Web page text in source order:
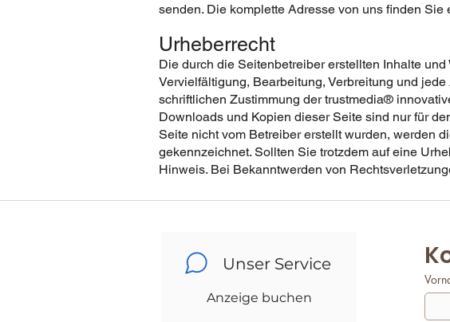
senden. Die komplette Adresse von uns finden
Urheberrecht
Die durch die Seitenbetreiber erstellten Inhalte
Vervielfältigung, Bearbeitung, Verbreitung und
schriftlichen Zustimmung der trustmedia®
Downloads und Kopien dieser Seite sind nur für
Seite nicht vom Betreiber erstellt wurden, werden
gekennzeichnet. Sollten Sie trotzdem auf eine
Hinweis. Bei Bekanntwerden von
Unser Service
Anzeige buchen